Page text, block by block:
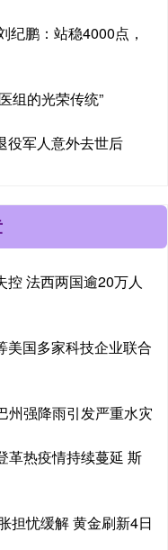
纪鹏：站稳4000点，
组的光荣传统”
役军人意外去世后
法西两国逾20万人
美国多家科技企业联合
州强降雨引发严重水灾
革热疫情持续蔓延 斯
担忧缓解 黄金刷新4日